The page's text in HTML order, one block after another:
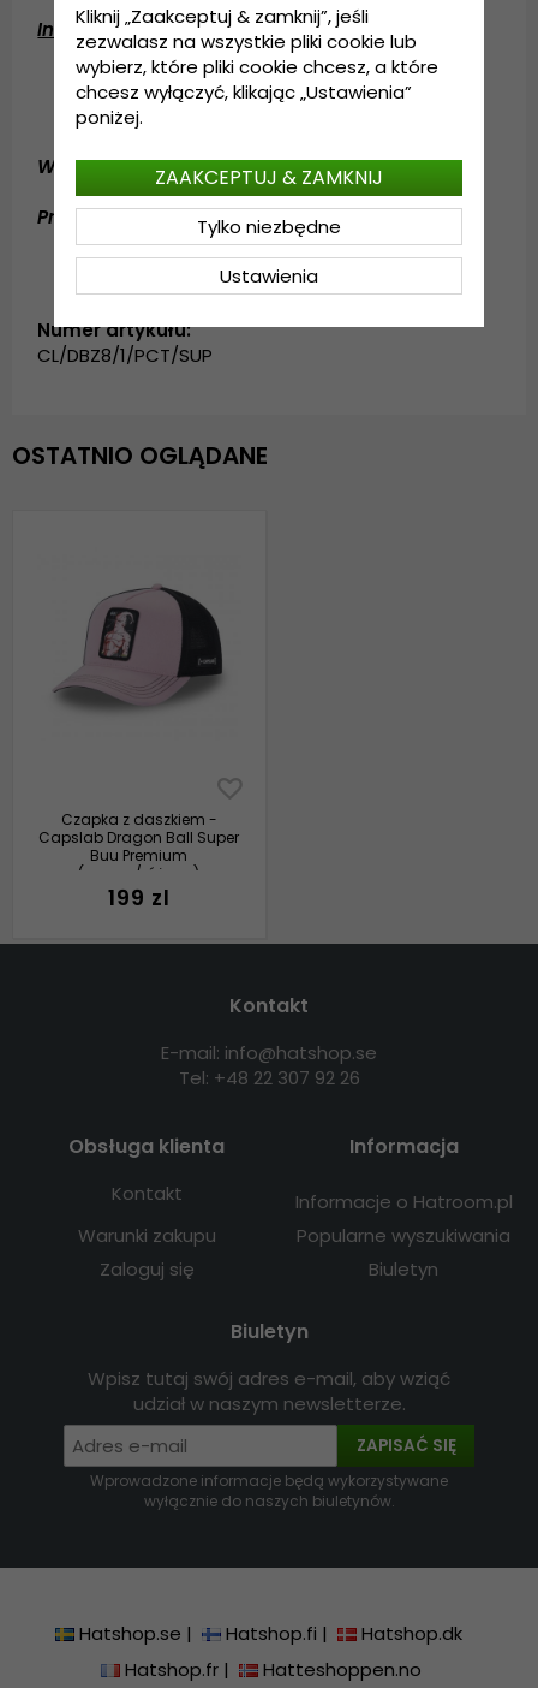
Informacje szczegółowe:
Rozmiar uniwersalny
Regulacja z tyłu czapki
Wykonanie:Bawełna / Polyester
Przewodnik po rozmiarach:Rozmiar uniwersalny
Numer artykułu:
CL/DBZ8/1/PCT/SUP
OSTATNIO OGLĄDANE
Czapka z daszkiem -
Capslab Dragon Ball Super
Buu Premium
(czarny/różowy)
199 zl
Kontakt
E-mail: info@hatshop.se
Tel: +48 22 307 92 26
Obsługa klienta
Kontakt
Warunki zakupu
Zaloguj się
Informacja
Informacje o Hatroom.pl
Popularne wyszukiwania
Biuletyn
Biuletyn
Wpisz tutaj swój adres e-mail, aby wziąć
udział w naszym newsletterze.
ZAPISAĆ SIĘ
Wprowadzone informacje będą wykorzystywane
wyłącznie do naszych biuletynów.
Hatshop.se | Hatshop.fi |
Hatshop.dk
Hatshop.fr| Hatteshoppen.no
Kliknij „Zaakceptuj & zamknij”, jeśli
zezwalasz na wszystkie pliki cookie lub
wybierz, które pliki cookie chcesz, a które
chcesz wyłączyć, klikając „Ustawienia”
poniżej.
Ustawienia
Tylko niezbędne
ZAAKCEPTUJ & ZAMKNIJ